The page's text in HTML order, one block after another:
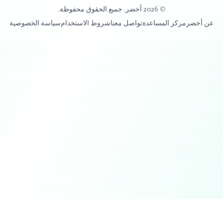
© 2026 أخضر. جميع الحقوق محفوظة.
عن أخضرمركز المساعدةتواصل معناشروط الاستخدامسياسة الخصوصية